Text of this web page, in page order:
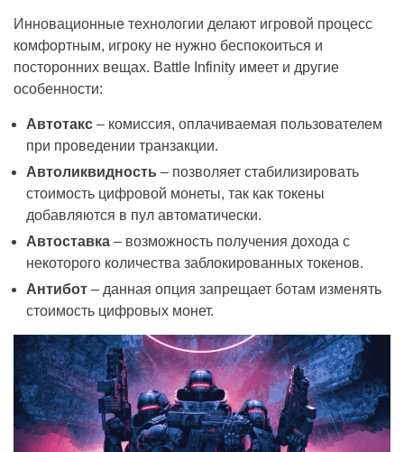
Инновационные технологии делают игровой процесс
комфортным, игроку не нужно беспокоиться и
посторонних вещах. Battle Infinity имеет и другие
особенности:
Автотакс – комиссия, оплачиваемая пользователем
при проведении транзакции.
Автоликвидность – позволяет стабилизировать
стоимость цифровой монеты, так как токены
добавляются в пул автоматически.
Автоставка – возможность получения дохода с
некоторого количества заблокированных токенов.
Антибот – данная опция запрещает ботам изменять
стоимость цифровых монет.